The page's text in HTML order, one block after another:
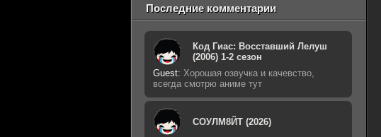
Последние комментарии
Код Гиас: Восставший Лелуш
(2006) 1-2 сезон
Guest: Хорошая озвучка и качевство,
всегда смотрю аниме тут
СОУЛМ8ЙТ (2026)